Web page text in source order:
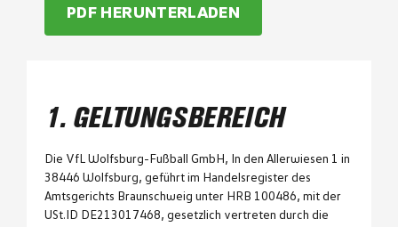
PDF HERUNTERLADEN
1. GELTUNGSBEREICH
Die VfL Wolfsburg-Fußball GmbH, In den Allerwiesen 1 in
38446 Wolfsburg, geführt im Handelsregister des
Amtsgerichts Braunschweig unter HRB 100486, mit der
USt.ID DE213017468, gesetzlich vertreten durch die